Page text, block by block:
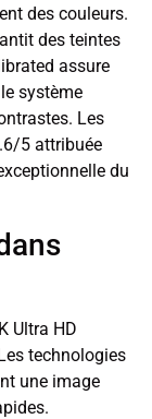
des couleurs.
des teintes
assure
système
Les
5 attribuée
du
Ultra HD
technologies
une image